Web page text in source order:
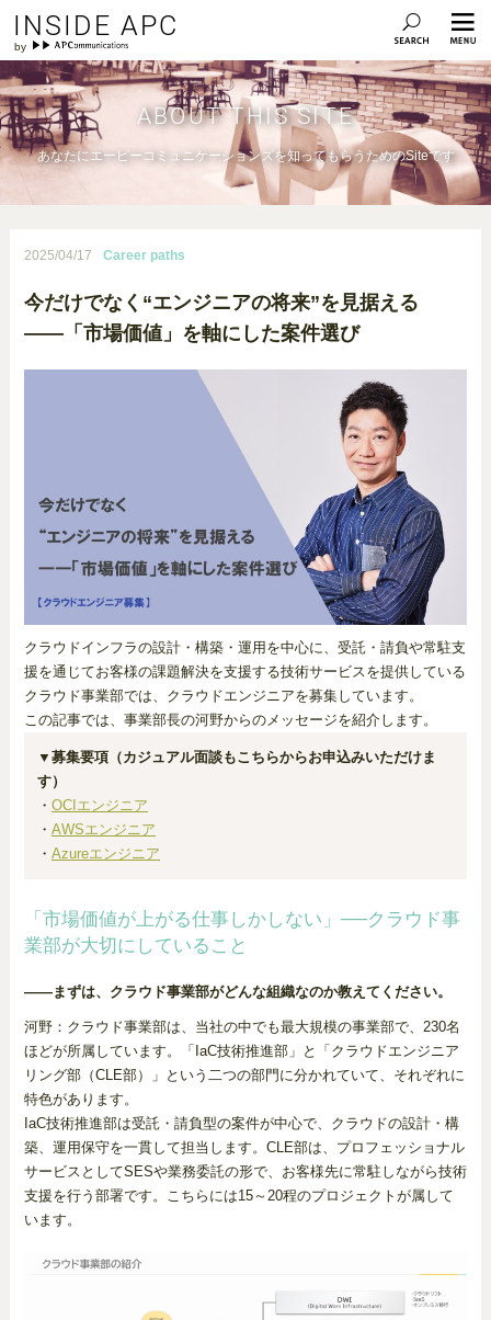
INSIDE APC
ABOUT THIS SITE
あなたにエーピーコミュニケーションズを知ってもらうためのSiteです
2025/04/17 Career paths
今だけでなく“エンジニアの将来”を見据える
――「市場価値」を軸にした案件選び
クラウドインフラの設計・構築・運用を中心に、受託・請負や常駐支
援を通じてお客様の課題解決を支援する技術サービスを提供している
クラウド事業部では、クラウドエンジニアを募集しています。
この記事では、事業部長の河野からのメッセージを紹介します。
▼募集要項（カジュアル面談もこちらからお申込みいただけま
す）
・ OCIエンジニア
・ AWSエンジニア
・ Azureエンジニア
「市場価値が上がる仕事しかしない」──クラウド事
業部が大切にしていること
――まずは、クラウド事業部がどんな組織なのか教えてください。
河野：クラウド事業部は、当社の中でも最大規模の事業部で、230名
ほどが所属しています。「IaC技術推進部」と「クラウドエンジニア
リング部（CLE部）」という二つの部門に分かれていて、それぞれに
特色があります。
IaC技術推進部は受託・請負型の案件が中心で、クラウドの設計・構
築、運用保守を一貫して担当します。CLE部は、プロフェッショナル
サービスとしてSESや業務委託の形で、お客様先に常駐しながら技術
支援を行う部署です。こちらには15～20程のプロジェクトが属して
います。